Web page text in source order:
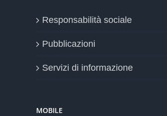
Responsabilità sociale
Pubblicazioni
Servizi di informazione
MOBILE